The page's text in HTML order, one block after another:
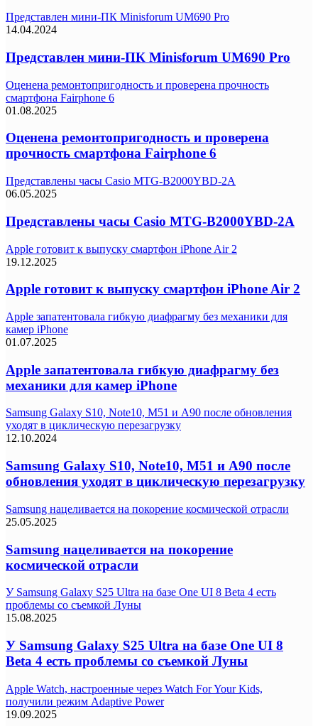
Представлен мини-ПК Minisforum UM690 Pro
14.04.2024
Представлен мини-ПК Minisforum UM690 Pro
Оценена ремонтопригодность и проверена прочность
смартфона Fairphone 6
01.08.2025
Оценена ремонтопригодность и проверена
прочность смартфона Fairphone 6
Представлены часы Casio MTG-B2000YBD-2A
06.05.2025
Представлены часы Casio MTG-B2000YBD-2A
Apple готовит к выпуску смартфон iPhone Air 2
19.12.2025
Apple готовит к выпуску смартфон iPhone Air 2
Apple запатентовала гибкую диафрагму без механики для
камер iPhone
01.07.2025
Apple запатентовала гибкую диафрагму без
механики для камер iPhone
Samsung Galaxy S10, Note10, M51 и A90 после обновления
уходят в циклическую перезагрузку
12.10.2024
Samsung Galaxy S10, Note10, M51 и A90 после
обновления уходят в циклическую перезагрузку
Samsung нацеливается на покорение космической отрасли
25.05.2025
Samsung нацеливается на покорение
космической отрасли
У Samsung Galaxy S25 Ultra на базе One UI 8 Beta 4 есть
проблемы со съемкой Луны
15.08.2025
У Samsung Galaxy S25 Ultra на базе One UI 8
Beta 4 есть проблемы со съемкой Луны
Apple Watch, настроенные через Watch For Your Kids,
получили режим Adaptive Power
19.09.2025